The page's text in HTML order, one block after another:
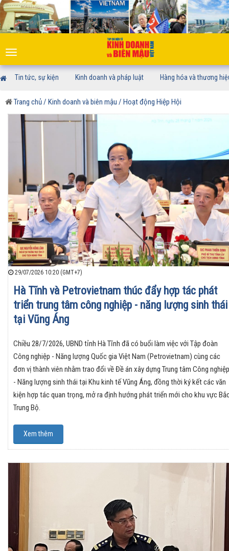
Toggle
navigation
Tin tức, sự kiện Kinh doanh và pháp luật Hàng hóa và thương
Trang chủ/ Kinh doanh và biên mậu / Hoạt động Hiệp Hội
29/07/2026 10:20 (GMT+7)
Hà Tĩnh và Petrovietnam thúc đẩy hợp tác phát
triển trung tâm công nghiệp - năng lượng sinh thái
tại Vũng Áng
Chiều 28/7/2026, UBND tỉnh Hà Tĩnh đã có buổi làm việc với Tập đoàn
Công nghiệp - Năng lượng Quốc gia Việt Nam (Petrovietnam) cùng các
đơn vị thành viên nhằm trao đổi về Đề án xây dựng Trung tâm Công nghiệp
- Năng lượng sinh thái tại Khu kinh tế Vũng Áng, đồng thời ký kết các văn
kiện hợp tác quan trọng, mở ra định hướng phát triển mới cho khu vực
Trung Bộ.
Xem thêm